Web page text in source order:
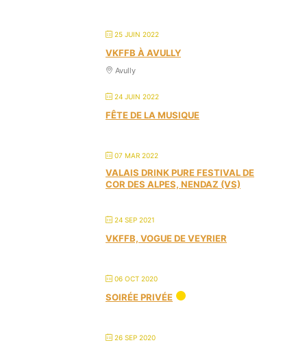
25 JUIN 2022
VKFFB À AVULLY
Avully
24 JUIN 2022
FÊTE DE LA MUSIQUE
07 MAR 2022
VALAIS DRINK PURE FESTIVAL DE
COR DES ALPES, NENDAZ (VS)
24 SEP 2021
VKFFB, VOGUE DE VEYRIER
06 OCT 2020
SOIRÉE PRIVÉE
26 SEP 2020